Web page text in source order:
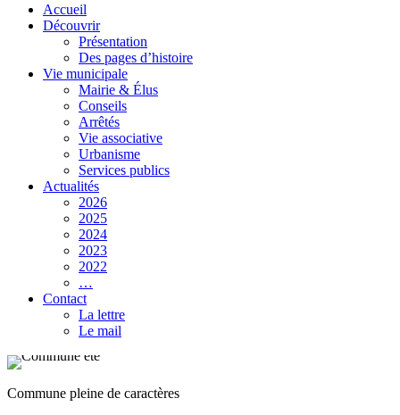
Accueil
Découvrir
Présentation
Des pages d’histoire
Vie municipale
Mairie & Élus
Conseils
Arrêtés
Vie associative
Urbanisme
Services publics
Actualités
2026
2025
2024
2023
2022
…
Contact
La lettre
Le mail
Commune pleine de caractères